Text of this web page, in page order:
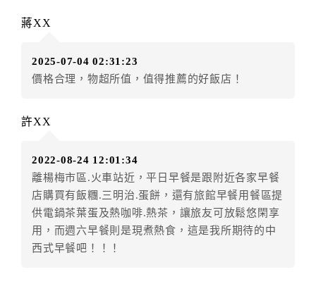
房者應補足差額。（限原訂飯店）
房者不得要求退其差額。（限原訂飯店）
額12個月
．訂房者使用「保留住宿金額」時，請注意！為避免飯
店客滿，敬請及早計畫，如逾時未提出申辦，視同無條
件放棄訂單（住宿權益）。 （限原訂飯店使用）
．每筆訂單異動限定乙次，限原訂飯店，異動完成後不
得辦理取消退款。
．訂單異動後，訂單費用總計大於原訂單費用總計時，
蔣XX
2025-07-04 02:31:23
價格合理，物超所值，值得推薦的好飯店！
許XX
2022-08-24 12:01:34
離楊梅市區.火車站近，平日早餐是跟附近各家早餐
店購買有飯糰.三明治.蛋餅，還有旅館早餐用餐區提
供電鍋茶葉蛋及熱咖啡.熱茶，讓旅友可放鬆悠閑享
用，而週六早餐則是現煮熱食，這是我所期待的中
西式早餐吧！！！